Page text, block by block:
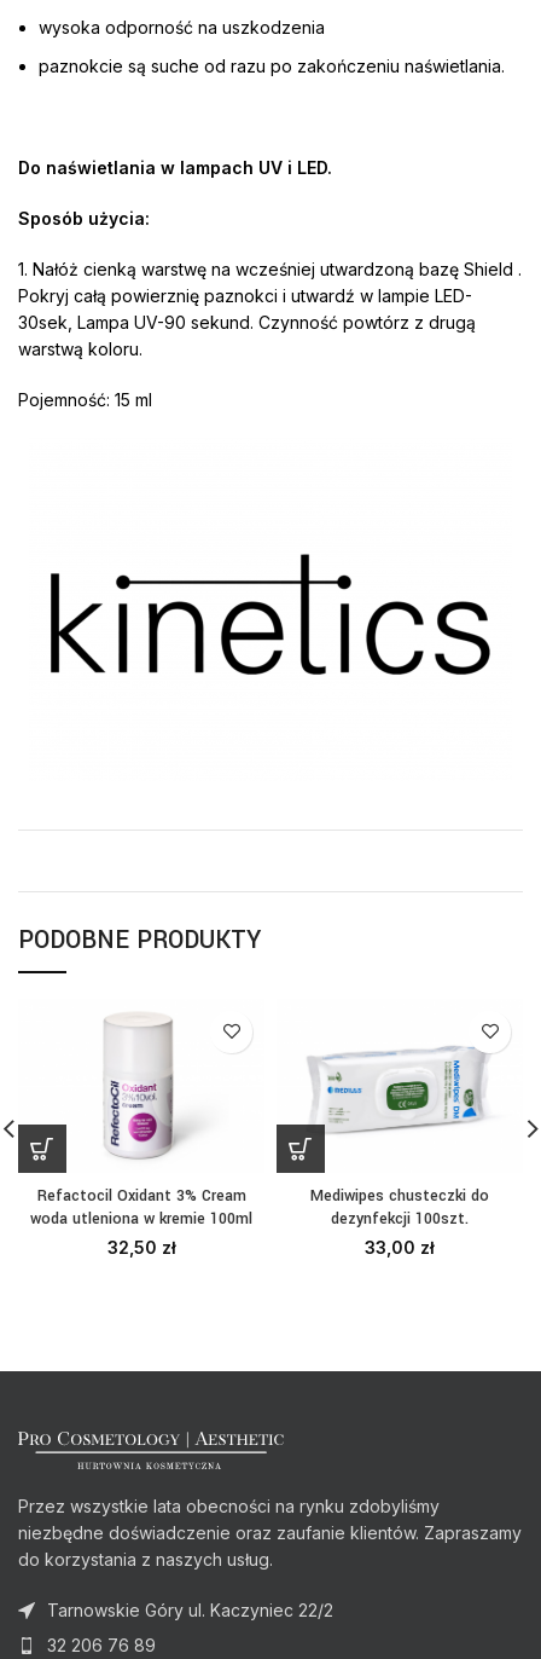
wysoka odporność na uszkodzenia
paznokcie są suche od razu po zakończeniu naświetlania.
Do naświetlania w lampach UV i LED.
Sposób użycia:
1. Nałóż cienką warstwę na wcześniej utwardzoną bazę Shield .
Pokryj całą powierznię paznokci i utwardź w lampie LED-
30sek, Lampa UV-90 sekund. Czynność powtórz z drugą
warstwą koloru.
Pojemność: 15 ml
PODOBNE PRODUKTY
Refactocil Oxidant 3% Cream
woda utleniona w kremie 100ml
32,50 zł
Mediwipes chusteczki do
dezynfekcji 100szt.
33,00 zł
Przez wszystkie lata obecności na rynku zdobyliśmy
niezbędne doświadczenie oraz zaufanie klientów. Zapraszamy
do korzystania z naszych usług.
Tarnowskie Góry ul. Kaczyniec 22/2
32 206 76 89